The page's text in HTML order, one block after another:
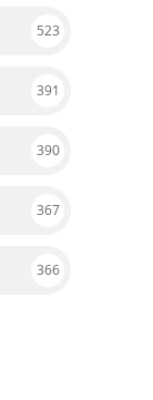
523
391
390
367
366